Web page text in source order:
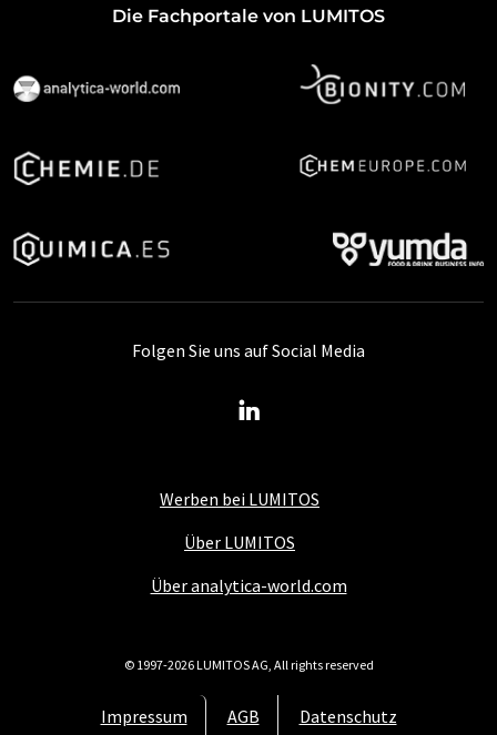
Die Fachportale von LUMITOS
Werben bei LUMITOS
Über LUMITOS
Über analytica-world.com
Impressum AGB Datenschutz
Folgen Sie uns auf Social Media
© 1997-2026 LUMITOS AG, All rights reserved